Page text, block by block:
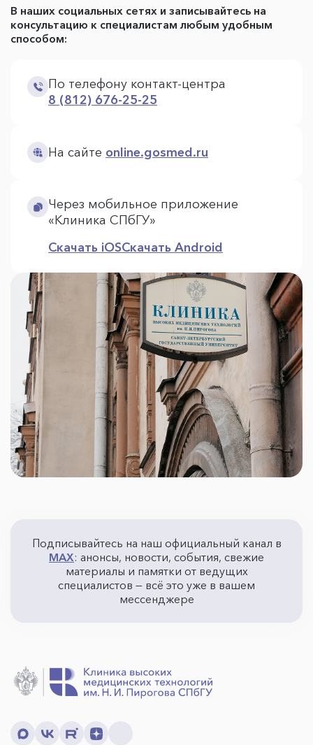
В наших социальных сетях и записывайтесь на
консультацию к специалистам любым удобным
способом:
По телефону контакт-центра
8 (812) 676-25-25
На сайте online.gosmed.ru
Через мобильное приложение
«Клиника СПбГУ»
Скачать iOSСкачать Android
Подписывайтесь на наш официальный канал в
MAX: анонсы, новости, события, свежие
материалы и памятки от ведущих
специалистов — всё это уже в вашем
мессенджере